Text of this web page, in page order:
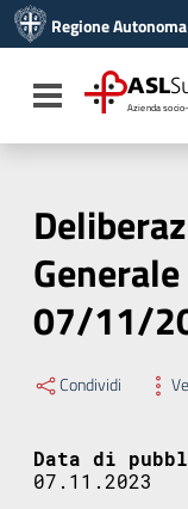
Vai al menu di
Vai al footer
Regione
Toggle navigation
ASL
Azienda
07/11/
Condividi
Data di
07.11.2023